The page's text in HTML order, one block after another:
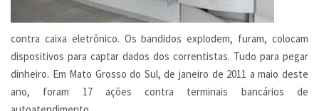
contra caixa eletrônico. Os bandidos explodem, furam, colocam
dispositivos para captar dados dos correntistas. Tudo para pegar
dinheiro. Em Mato Grosso do Sul, de janeiro de 2011 a maio deste
ano, foram 17 ações contra terminais bancários de